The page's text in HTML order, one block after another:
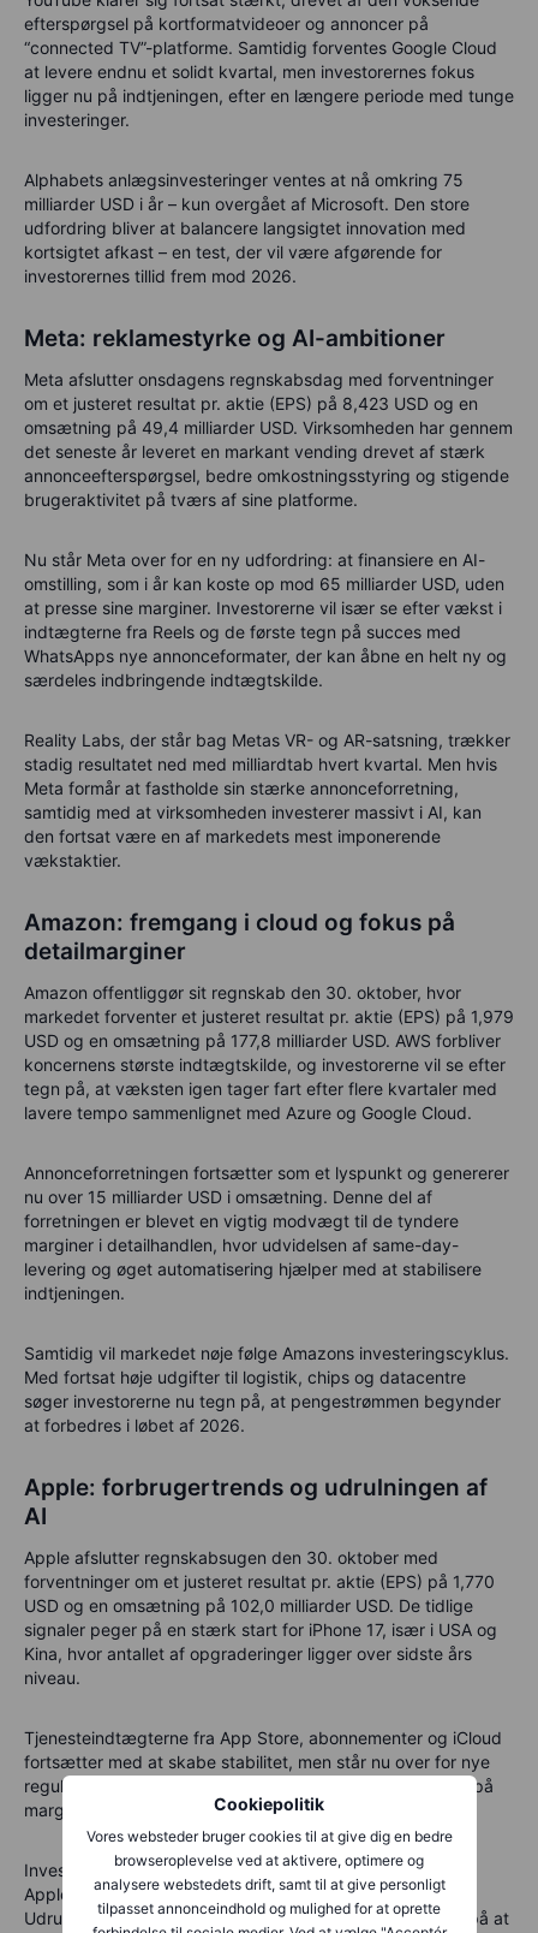
Cookiepolitik
Vores websteder bruger cookies til at give dig en bedre
browseroplevelse ved at aktivere, optimere og
analysere webstedets drift, samt til at give personligt
tilpasset annonceindhold og mulighed for at oprette
efterspørgsel på kortformatvideoer og annoncer på
“connected TV”-platforme. Samtidig forventes Google Cloud
at levere endnu et solidt kvartal, men investorernes fokus
ligger nu på indtjeningen, efter en længere periode med tunge
investeringer.
Alphabets anlægsinvesteringer ventes at nå omkring 75
milliarder USD i år – kun overgået af Microsoft. Den store
udfordring bliver at balancere langsigtet innovation med
kortsigtet afkast – en test, der vil være afgørende for
investorernes tillid frem mod 2026.
Meta: reklame­styrke og AI-ambitioner
Meta afslutter onsdagens regnskabsdag med forventninger
om et justeret resultat pr. aktie (EPS) på 8,423 USD og en
omsætning på 49,4 milliarder USD. Virksomheden har gennem
det seneste år leveret en markant vending drevet af stærk
annonceefterspørgsel, bedre omkostningsstyring og stigende
brugeraktivitet på tværs af sine platforme.
Nu står Meta over for en ny udfordring: at finansiere en AI-
omstilling, som i år kan koste op mod 65 milliarder USD, uden
at presse sine marginer. Investorerne vil især se efter vækst i
indtægterne fra Reels og de første tegn på succes med
WhatsApps nye annonceformater, der kan åbne en helt ny og
særdeles indbringende indtægtskilde.
Reality Labs, der står bag Metas VR- og AR-satsning, trækker
stadig resultatet ned med milliardtab hvert kvartal. Men hvis
Meta formår at fastholde sin stærke annonceforretning,
samtidig med at virksomheden investerer massivt i AI, kan
den fortsat være en af markedets mest imponerende
vækstaktier.
Amazon: fremgang i cloud og fokus på
detailmarginer
Amazon offentliggør sit regnskab den 30. oktober, hvor
markedet forventer et justeret resultat pr. aktie (EPS) på 1,979
USD og en omsætning på 177,8 milliarder USD. AWS forbliver
koncernens største indtægtskilde, og investorerne vil se efter
tegn på, at væksten igen tager fart efter flere kvartaler med
lavere tempo sammenlignet med Azure og Google Cloud.
Annonceforretningen fortsætter som et lyspunkt og genererer
nu over 15 milliarder USD i omsætning. Denne del af
forretningen er blevet en vigtig modvægt til de tyndere
marginer i detailhandlen, hvor udvidelsen af same-day-
levering og øget automatisering hjælper med at stabilisere
indtjeningen.
Samtidig vil markedet nøje følge Amazons investeringscyklus.
Med fortsat høje udgifter til logistik, chips og datacentre
søger investorerne nu tegn på, at pengestrømmen begynder
at forbedres i løbet af 2026.
Apple: forbrugertrends og udrulningen af
AI
Apple afslutter regnskabsugen den 30. oktober med
forventninger om et justeret resultat pr. aktie (EPS) på 1,770
USD og en omsætning på 102,0 milliarder USD. De tidlige
signaler peger på en stærk start for iPhone 17, især i USA og
Kina, hvor antallet af opgraderinger ligger over sidste års
niveau.
Tjenesteindtægterne fra App Store, abonnementer og iCloud
fortsætter med at skabe stabilitet, men står nu over for nye
regulatoriske udfordringer i Europa
, som kan lægge pres på
marginerne.
Investorerne vil også holde øje med opdateringer omkring
Apple Intelligence , virksomhedens nye AI-funktioner.
Udrulningen bliver gradvis, men markerer Apples forsøg på at